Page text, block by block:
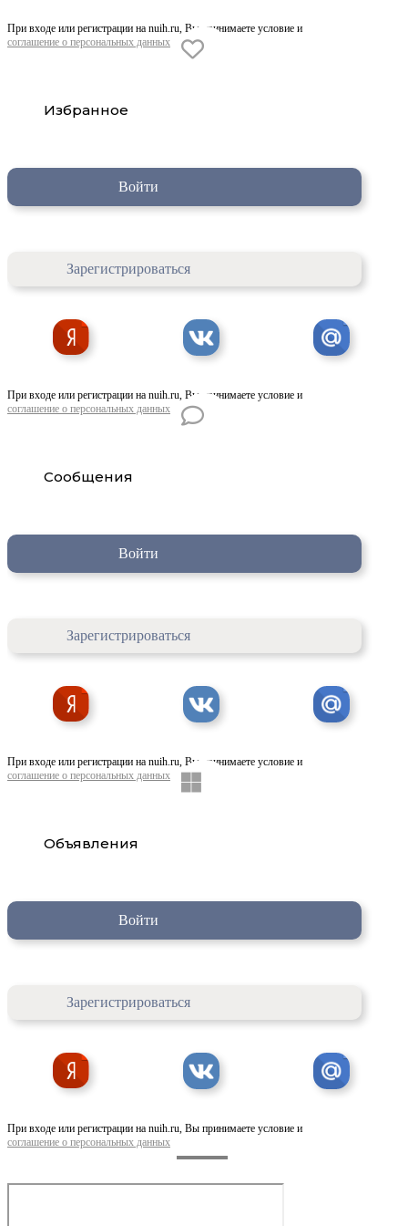
При входе или регистрации на nuih.ru, Вы принимаете условие и
соглашение о персональных данных
Избранное
Войти
Зарегистрироваться
При входе или регистрации на nuih.ru, Вы принимаете условие и
соглашение о персональных данных
Сообщения
Войти
Зарегистрироваться
При входе или регистрации на nuih.ru, Вы принимаете условие и
соглашение о персональных данных
Объявления
Войти
Зарегистрироваться
При входе или регистрации на nuih.ru, Вы принимаете условие и
соглашение о персональных данных